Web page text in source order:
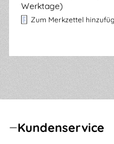
Werktage)
Zum Merkzettel
Kundenservice